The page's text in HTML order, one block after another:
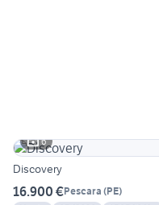
6
Discovery
16.900 €Pescara (PE)